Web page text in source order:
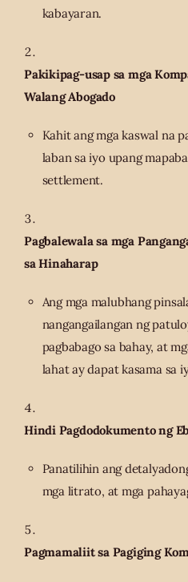
kabayaran.
Pakikipag-usap sa mga
Walang Abogado
Kahit ang mga kaswal na
laban sa iyo upang
settlement.
Pagbalewala sa mga
sa Hinaharap
Ang mga malubhang
nangangailangan ng
pagbabago sa bahay, at
lahat ay dapat kasama sa
Hindi Pagdodokumento ng
Panatilihin ang
mga litrato, at mga
Pagmamaliit sa Pagiging